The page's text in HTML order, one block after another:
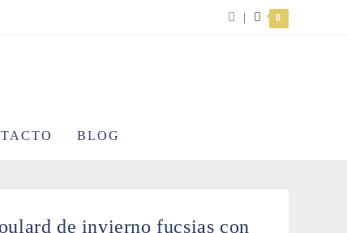
| 0
BLOG
de invierno fucsias con